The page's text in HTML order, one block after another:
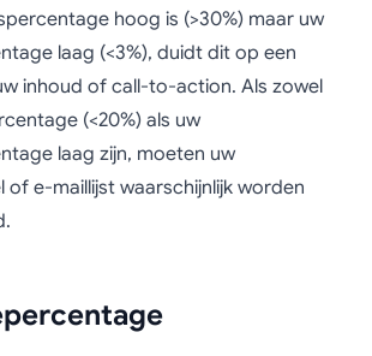
hoog is (>30%) maar uw
laag (<3%), duidt dit op een
inhoud of call-to-action. Als zowel
(<20%) als uw
laag zijn, moeten uw
e-maillijst waarschijnlijk worden